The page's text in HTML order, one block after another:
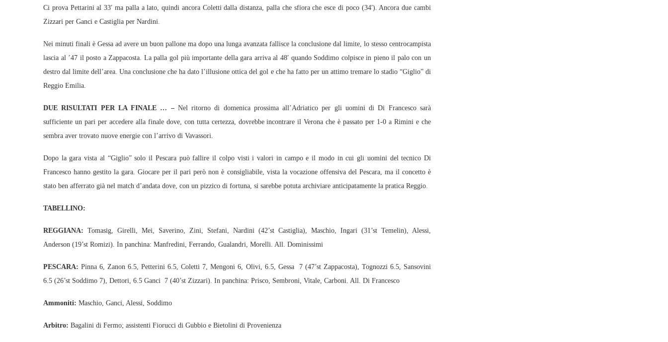
Ci prova Pettarini al 33′ ma palla a lato, quindi ancora Coletti dalla distanza, palla che sfiora che esce di poco (34′). Ancora due cambi
Zizzari per Ganci e Castiglia per Nardini.
Nei minuti finali è Gessa ad avere un buon pallone ma dopo una lunga avanzata fallisce la conclusione dal limite, lo stesso centrocampista
lascia al ’47 il posto a Zappacosta. La palla gol più importante della gara arriva al 48′ quando Soddimo colpisce in pieno il palo con un
destro dal limite dell’area. Una conclusione che ha dato l’illusione ottica del gol e che ha fatto per un attimo tremare lo stadio “Giglio” di
Reggio Emilia.
DUE RISULTATI PER LA FINALE … –Nel ritorno di domenica prossima all’Adriatico per gli uomini di Di Francesco sarà
sufficiente un pari per accedere alla finale dove, con tutta certezza, dovrebbe incontrare il Verona che è passato per 1-0 a Rimini e che
sembra aver trovato nuove energie con l’arrivo di Vavassori.
Dopo la gara vista al “Giglio” solo il Pescara può fallire il colpo visti i valori in campo e il modo in cui gli uomini del tecnico Di
Francesco hanno gestito la gara. Giocare per il pari però non è consigliabile, vista la vocazione offensiva del Pescara, ma il concetto è
stato ben afferrato già nel match d’andata dove, con un pizzico di fortuna, si sarebbe potuta archiviare anticipatamente la pratica Reggio.
TABELLINO:
REGGIANA: Tomasig, Girelli, Mei, Saverino, Zini, Stefani, Nardini (42’st Castiglia), Maschio, Ingari (31’st Temelin), Alessi,
Anderson (19’st Romizi). In panchina: Manfredini, Ferrando, Gualandri, Morelli. All. Dominissimi
PESCARA: Pinna 6, Zanon 6.5, Petterini 6.5, Coletti 7, Mengoni 6, Olivi, 6.5, Gessa 7 (47’st Zappacosta), Tognozzi 6.5, Sansovini
6.5 (26’st Soddimo 7), Dettori, 6.5 Ganci 7 (40’st Zizzari). In panchina: Prisco, Sembroni, Vitale, Carboni. All. Di Francesco
Ammoniti: Maschio, Ganci, Alessi, Soddimo
Arbitro: Bagalini di Fermo; assistenti Fiorucci di Gubbio e Bietolini di Provenienza